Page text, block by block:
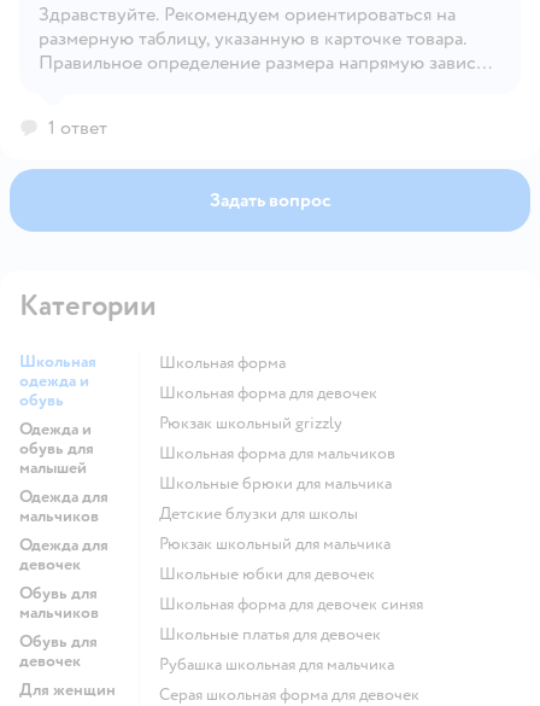
Открыть вопрос
Здравствуйте. Рекомендуем ориентироваться на
размерную таблицу, указанную в карточке товара.
Правильное определение размера напрямую зависит
1 ответ
Задать вопрос
Категории
Школьная
одежда и
обувь
Одежда и
обувь для
малышей
Одежда для
мальчиков
Одежда для
девочек
Обувь для
мальчиков
Обувь для
девочек
Для женщин
Школьная форма
Школьная форма для девочек
Рюкзак школьный grizzly
Школьная форма для мальчиков
Школьные брюки для мальчика
Детские блузки для школы
Рюкзак школьный для мальчика
Школьные юбки для девочек
Школьная форма для девочек синяя
Школьные платья для девочек
Рубашка школьная для мальчика
Серая школьная форма для девочек